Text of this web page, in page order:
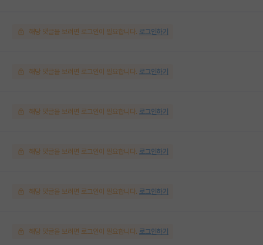
해당 댓글을 보려면 로그인이 필요합니다. 로그인하기
해당 댓글을 보려면 로그인이 필요합니다. 로그인하기
해당 댓글을 보려면 로그인이 필요합니다. 로그인하기
해당 댓글을 보려면 로그인이 필요합니다. 로그인하기
해당 댓글을 보려면 로그인이 필요합니다. 로그인하기
해당 댓글을 보려면 로그인이 필요합니다. 로그인하기